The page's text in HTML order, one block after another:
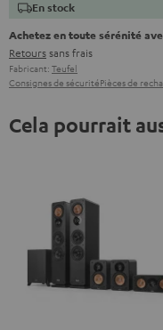
En stock
Achetez en toute sérénité
Retourssans frais
Fabricant: Teufel
Consignes de sécuritéPièces de
Cela pourrait